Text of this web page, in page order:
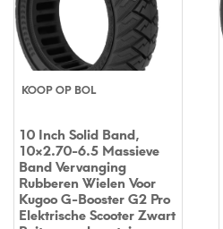
KOOP OP BOL
10 Inch Solid Band,
10×2.70-6.5 Massieve
Band Vervanging
Rubberen Wielen Voor
Kugoo G-Booster G2 Pro
Elektrische Scooter Zwart